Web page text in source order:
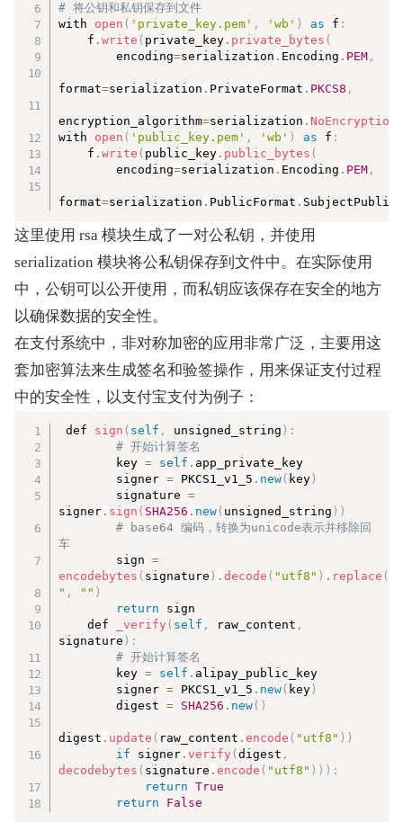
# 将公钥和私钥保存到文件
with open ( 'private_key.pem' , 'wb' ) as f :
    f
.write ( private_key . private_bytes (
        encoding
=serialization . Encoding . PEM ,
format=serialization . PrivateFormat . PKCS8 ,
encryption_algorithm=serialization . NoEncryption
with open ( 'public_key.pem' , 'wb' ) as f :
    f
.write ( public_key . public_bytes (
        encoding
=serialization . Encoding . PEM ,
format=serialization . PublicFormat .
这里使用 rsa 模块生成了一对公私钥，并使用
serialization 模块将公私钥保存到文件中。在实际使用
中，公钥可以公开使用，而私钥应该保存在安全的地方
以确保数据的安全性。
在支付系统中，非对称加密的应用非常广泛，主要用这
套加密算法来生成签名和验签操作，用来保证支付过程
中的安全性，以支付宝支付为例子：
def sign ( self , unsigned_string ) :
# 开始计算签名
        key
= self . app_private_key
        signer
= PKCS1_v1_5 . new ( key )
        signature
=
signer . sign ( SHA256 . new ( unsigned_string ) )
# base64 编码，转换为unicode表示并移除回
车
        sign
=
encodebytes ( signature ) .decode ( "utf8" ) . replace (
" , "" )
return sign
    def
_verify ( self , raw_content ,
signature ) :
# 开始计算签名
        key
= self . alipay_public_key
        signer
= PKCS1_v1_5 . new ( key )
        digest
= SHA256 . new ( )
digest . update ( raw_content .encode ( "utf8" ) )
if signer .verify (digest ,
decodebytes ( signature .encode ( "utf8" ) ) ) :
return
True
return
False